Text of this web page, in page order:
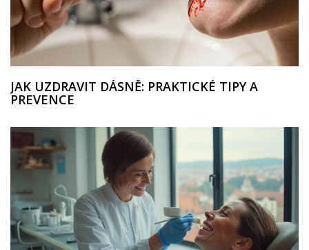
JAK UZDRAVIT DÁSNĚ: PRAKTICKÉ TIPY A
PREVENCE